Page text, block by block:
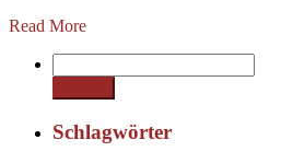
Read More
Schlagwörter